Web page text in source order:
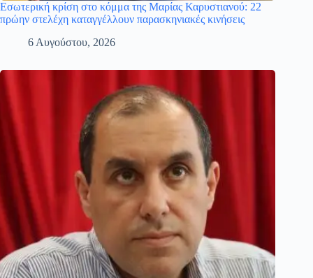
Εσωτερική κρίση στο κόμμα της Μαρίας Καρυστιανού: 22
πρώην στελέχη καταγγέλλουν παρασκηνιακές κινήσεις
6 Αυγούστου, 2026